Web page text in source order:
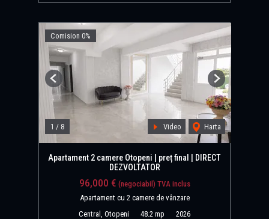
Comision 0%
1 / 8 Video Harta
Previous Next
Apartament 2 camere Otopeni | preț final | DIRECT
DEZVOLTATOR
96,000 € (negociabil) TVA inclus
Apartament cu 2 camere de vânzare
Central, Otopeni
48.2 mp 2026